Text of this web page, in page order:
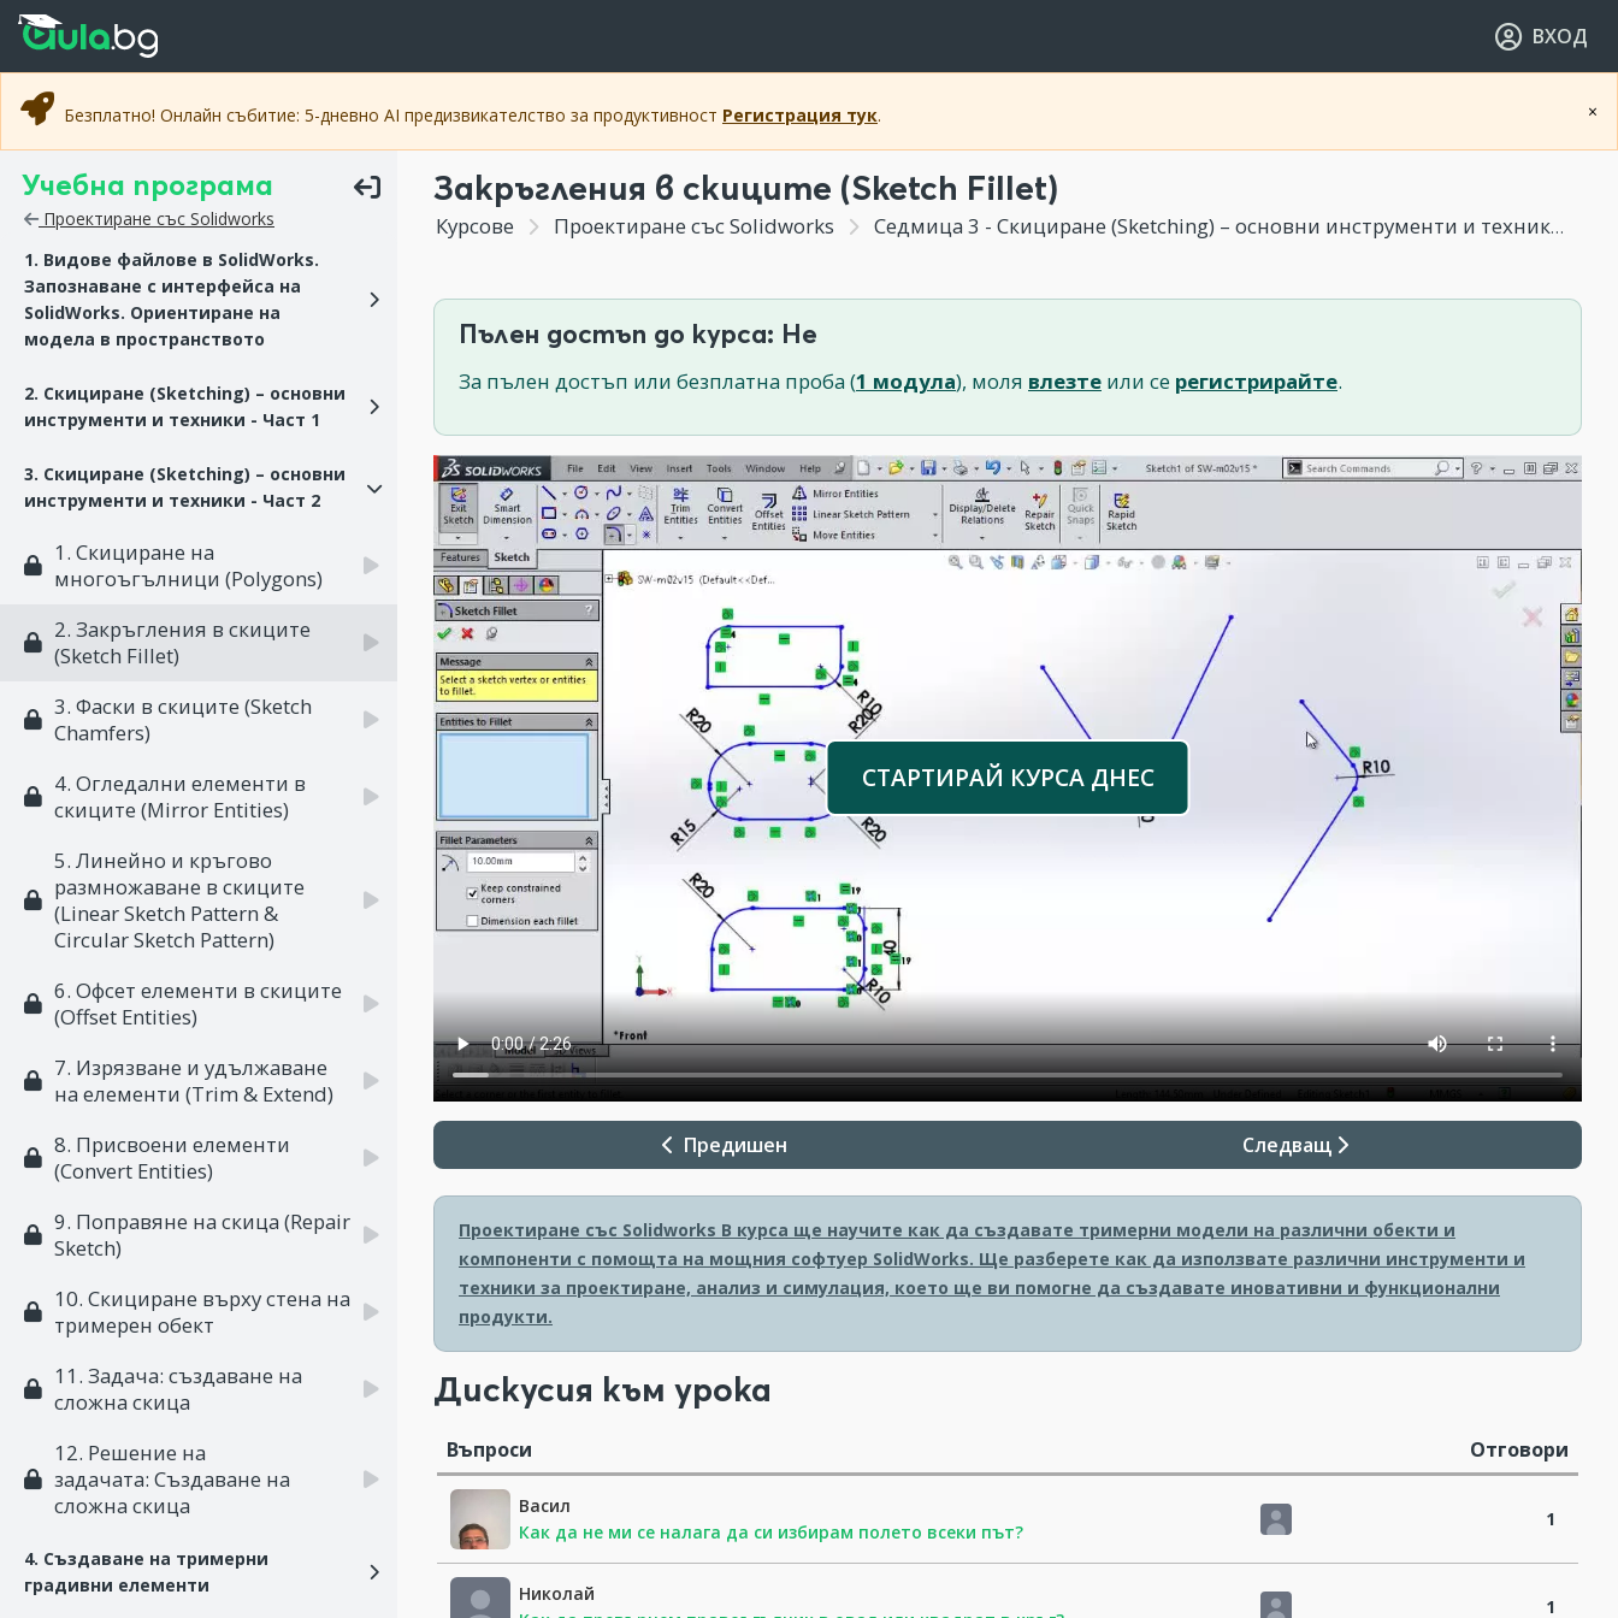
Прескочи към основното съдържание
Прескочи към навигацията
ВХОД
×
Безплатно! Онлайн събитие: 5-дневно AI предизвикателство за продуктивност Регистрация тук.
Учебна програма
Проектиране със Solidworks
1. Видове файлове в SolidWorks.
Запознаване с интерфейса на
SolidWorks. Ориентиране на
модела в пространството
2. Скициране (Sketching) – основни
инструменти и техники - Част 1
3. Скициране (Sketching) – основни
инструменти и техники - Част 2
1. Скициране на
многоъгълници (Polygons)
2. Закръгления в скиците
(Sketch Fillet)
3. Фаски в скиците (Sketch
Chamfers)
4. Огледални елементи в
скиците (Mirror Entities)
5. Линейно и кръгово
размножаване в скиците
(Linear Sketch Pattern &
Circular Sketch Pattern)
6. Офсет елементи в скиците
(Offset Entities)
7. Изрязване и удължаване
на елементи (Trim & Extend)
8. Присвоени елементи
(Convert Entities)
9. Поправяне на скица (Repair
Sketch)
10. Скициране върху стена на
тримерен обект
11. Задача: създаване на
сложна скица
12. Решение на
задачата: Създаване на
сложна скица
4. Създаване на тримерни
градивни елементи
Закръгления в скиците (Sketch Fillet)
Курсове Проектиране със Solidworks Седмица 3 - Скициране (Sketching) – основни инструменти и техники - Част 2
Пълен достъп до курса: Не
За пълен достъп или безплатна проба (1 модула), моля влезте или се регистрирайте.
СТАРТИРАЙ КУРСА ДНЕС
Предишен Следващ
Проектиране със Solidworks В курса ще научите как да създавате тримерни модели на различни обекти и
компоненти с помощта на мощния софтуер SolidWorks. Ще разберете как да използвате различни инструменти и
техники за проектиране, анализ и симулация, което ще ви помогне да създавате иновативни и функционални
продукти.
Дискусия към урока
Въпроси Отговори
Васил
Как да не ми се налага да си избирам полето всеки път?
1
Николай
1